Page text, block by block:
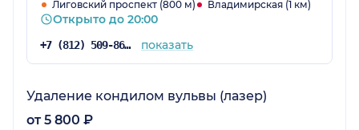
профессионально рассказал о проведенной
процедуре,выявленных
особенностях,дальнейшем
анализов.Прекрасная клиника,работают
профессионалы высокого уровня.
Лиговский проспект (800 м)
Владимирская (1 км)
Открыто до 20:00
+7 (812) 509-86-03 показать
Удаление кондилом вульвы (лазер)
от 5 800 ₽